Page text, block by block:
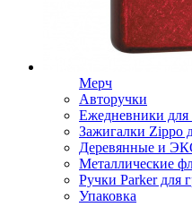
Мерч
Авторучки
Ежедневники для
Зажигалки Zippo
Деревянные и
Металлические
Ручки Parker для
Упаковка